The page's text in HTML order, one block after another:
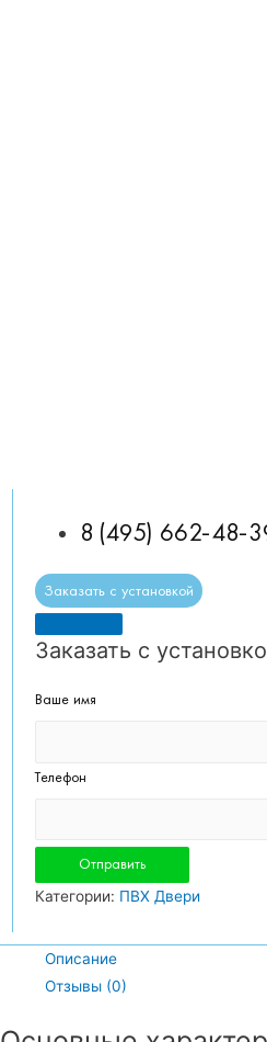
8 (495) 662-48-
Заказать с установкой
Заказать с
Ваше имя
Телефон
Категории: ПВХ Двери
Описание
Отзывы (0)